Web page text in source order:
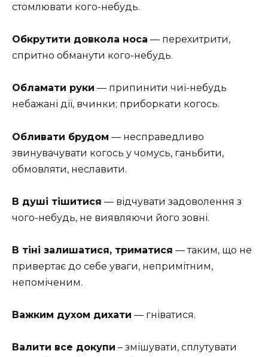
стомлювати кого-небудь.
Обкрутити довкола носа — перехитрити,
спритно обманути кого-небудь.
Обламати руки — припинити чиї-небудь
небажані дії, вчинки; приборкати когось.
Обливати брудом — несправедливо
звинувачувати когось у чомусь, ганьбити,
обмовляти, неславити.
В душі тішитися — відчувати задоволення з
чого-небудь, не виявляючи його зовні.
В тіні залишатися, триматися — таким, що не
привертає до себе уваги, непримітним,
непоміченим.
Важким духом дихати — гніватися.
Валити все докупи – змішувати, сплутувати